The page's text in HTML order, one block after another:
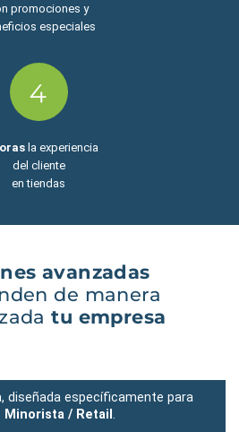
promociones y
especiales
la experiencia
del cliente
en tiendas
avanzadas
de manera
tu empresa
diseñada específicamente para
Minorista / Retail .